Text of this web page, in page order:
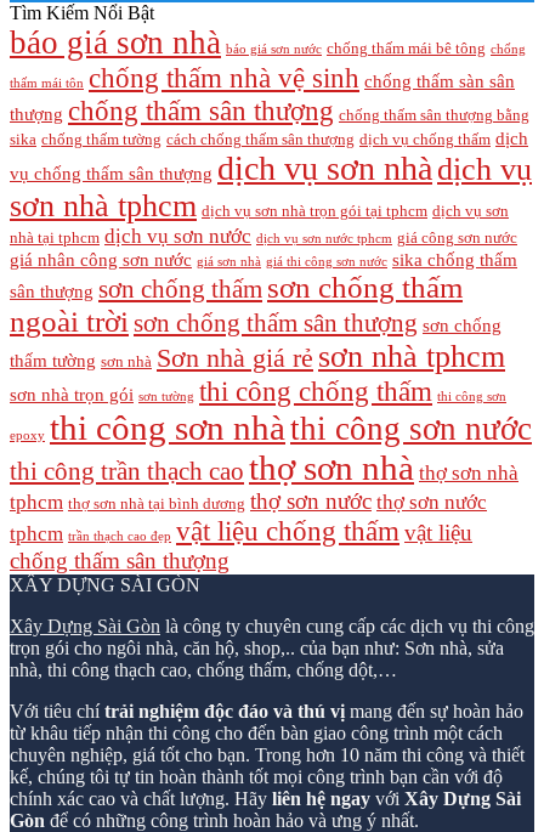
Tìm Kiếm Nổi Bật
báo giá sơn nhà báo giá sơn nước chống thấm mái bê tông chống
thấm mái tôn chống thấm nhà vệ sinh chống thấm sàn sân
thượng chống thấm sân thượng chống thấm sân thượng bằng
sika chống thấm tường cách chống thấm sân thượng dịch vụ chống thấm dịch
vụ chống thấm sân thượng dịch vụ sơn nhà dịch vụ
sơn nhà tphcm dịch vụ sơn nhà trọn gói tại tphcm dịch vụ sơn
nhà tại tphcm dịch vụ sơn nước dịch vụ sơn nước tphcm giá công sơn nước
giá nhân công sơn nước giá sơn nhà giá thi công sơn nước sika chống thấm
sân thượng sơn chống thấm sơn chống thấm
ngoài trời sơn chống thấm sân thượng sơn chống
thấm tường sơn nhà Sơn nhà giá rẻ sơn nhà tphcm
sơn nhà trọn gói sơn tường thi công chống thấm thi công sơn
epoxy thi công sơn nhà thi công sơn nước
thi công trần thạch cao thợ sơn nhà thợ sơn nhà
tphcm thợ sơn nhà tại bình dương thợ sơn nước thợ sơn nước
tphcm trần thạch cao đẹp vật liệu chống thấm vật liệu
chống thấm sân thượng
XÂY DỰNG SÀI GÒN
Xây Dựng Sài Gòn là công ty chuyên cung cấp các dịch vụ thi công
trọn gói cho ngôi nhà, căn hộ, shop,.. của bạn như: Sơn nhà, sửa
nhà, thi công thạch cao, chống thấm, chống dột,…
Với tiêu chítrải nghiệm độc đáo và thú vị mang đến sự hoàn hảo
từ khâu tiếp nhận thi công cho đến bàn giao công trình một cách
chuyên nghiệp, giá tốt cho bạn. Trong hơn 10 năm thi công và thiết
kế, chúng tôi tự tin hoàn thành tốt mọi công trình bạn cần với độ
chính xác cao và chất lượng. Hãy liên hệ ngay với Xây Dựng Sài
Gòn để có những công trình hoàn hảo và ưng ý nhất.